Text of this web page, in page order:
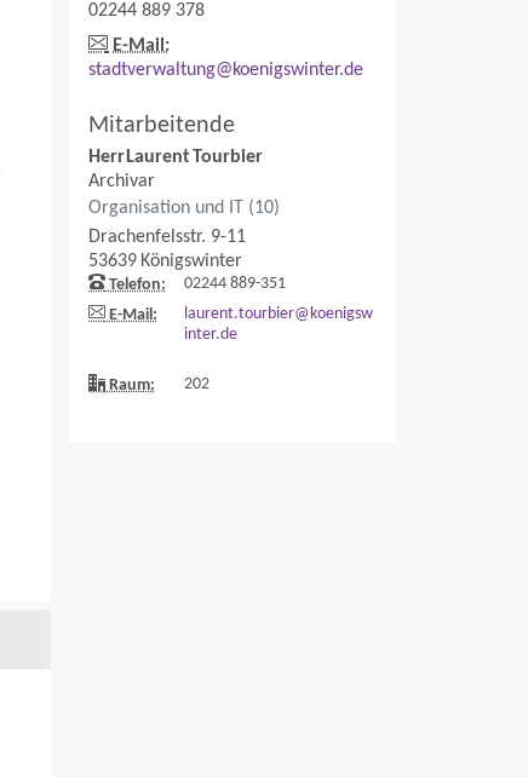
02244 889 378
E-Mail:
stadtverwaltung@koenigswinter.de
Mitarbeitende
Herr Laurent Tourbier
Archivar
Organisation und IT (10)
Drachenfelsstr. 9-11
53639 Königswinter
Telefon:
02244 889-351
E-Mail:
laurent.tourbier@koenigsw
inter.de
Raum: 202